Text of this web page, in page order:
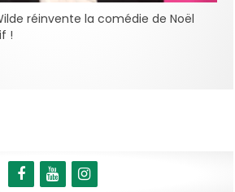
réinvente la comédie de Noël
!